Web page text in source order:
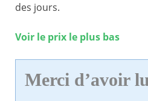
des jours.
Voir le prix le plus bas
Merci d’avoir